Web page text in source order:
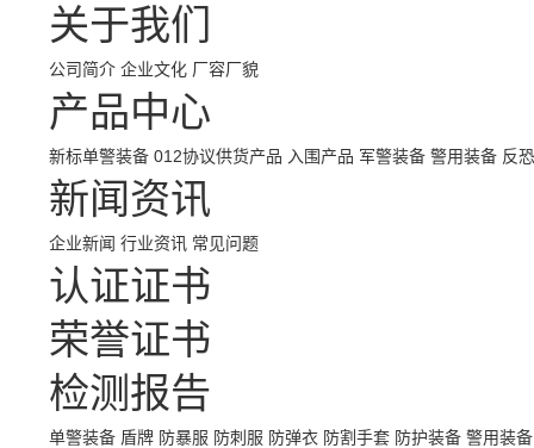
关于我们
公司简介 企业文化 厂容厂貌
产品中心
新标单警装备 012协议供货产品 入围产品 军警装备 警用装备 反
新闻资讯
企业新闻 行业资讯 常见问题
认证证书
荣誉证书
检测报告
单警装备 盾牌 防暴服 防刺服 防弹衣 防割手套 防护装备 警用装备